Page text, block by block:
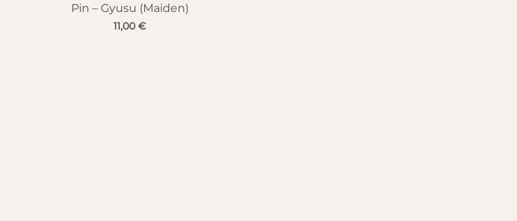
Pin – Gyusu (Maiden)
11,00 €